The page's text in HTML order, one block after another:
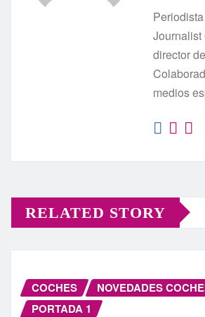
Journalist
director
medios
RELATED STORY
COCHES
NOVEDADES
PORTADA 1